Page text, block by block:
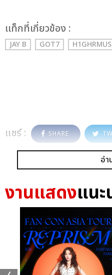
เเท็กที่เกี่ยวข้อง :
JAY B GOT7
แชร์ : SHARE
อ่า
งานแสดงแนะ